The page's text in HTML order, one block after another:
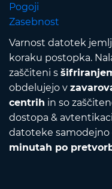
Pogoji
Zasebnost
Varnost datotek
koraku postopka.
zaščiteni s
obdelujejo v
centrih in so
dostopa &
datoteke samodejno
minutah po